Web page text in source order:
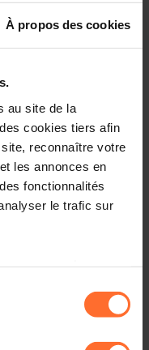
À propos des cookies
au site de la
cookies tiers afin
reconnaître votre
les annonces en
fonctionnalités
le trafic sur
nécessaires au
des différents
« Détails » ci-
activities
and support the